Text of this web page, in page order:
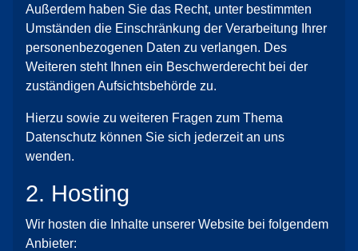
Außerdem haben Sie das Recht, unter bestimmten
Umständen die Einschränkung der Verarbeitung Ihrer
personenbezogenen Daten zu verlangen. Des
Weiteren steht Ihnen ein Beschwerderecht bei der
zuständigen Aufsichtsbehörde zu.
Hierzu sowie zu weiteren Fragen zum Thema
Datenschutz können Sie sich jederzeit an uns
wenden.
2. Hosting
Wir hosten die Inhalte unserer Website bei folgendem
Anbieter: